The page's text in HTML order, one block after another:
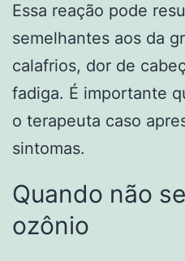
Essa reação pode
semelhantes aos da
calafrios, dor de
fadiga. É importante
o terapeuta caso
sintomas.
Quando não
ozônio